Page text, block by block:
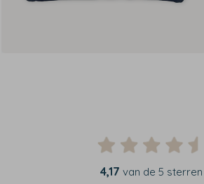
4,17 van de 5 sterren